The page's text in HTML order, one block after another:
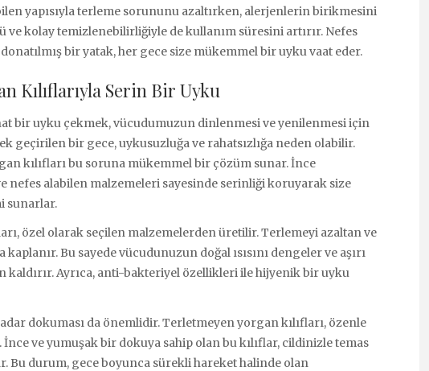
yapısıyla terleme sorununu azaltırken, alerjenlerin birikmesini
ve kolay temizlenebilirliğiyle de kullanım süresini artırır. Nefes
donatılmış bir yatak, her gece size mükemmel bir uyku vaat eder.
Kılıflarıyla Serin Bir Uyku
bir uyku çekmek, vücudumuzun dinlenmesi ve yenilenmesi için
geçirilen bir gece, uykusuzluğa ve rahatsızlığa neden olabilir.
kılıfları bu soruna mükemmel bir çözüm sunar. İnce
nefes alabilen malzemeleri sayesinde serinliği koruyarak size
sunarlar.
özel olarak seçilen malzemelerden üretilir. Terlemeyi azaltan ve
Bu sayede vücudunuzun doğal ısısını dengeler ve aşırı
Ayrıca, anti-bakteriyel özellikleri ile hijyenik bir uyku
dokuması da önemlidir. Terletmeyen yorgan kılıfları, özenle
ve yumuşak bir dokuya sahip olan bu kılıflar, cildinizle temas
Bu durum, gece boyunca sürekli hareket halinde olan